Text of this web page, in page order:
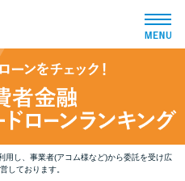
ツ
ンキング
し、事業者(アコム様など)から委託を受け広
しております。